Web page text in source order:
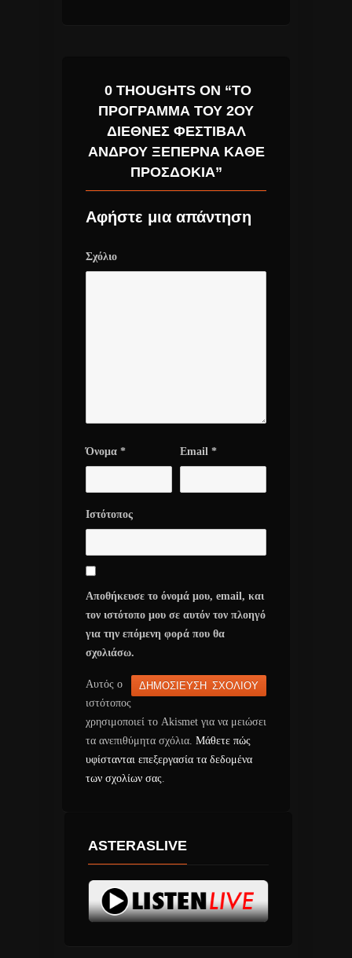
0 THOUGHTS ON “ΤΟ
ΠΡΌΓΡΑΜΜΑ ΤΟΥ 2ΟΥ
ΔΙΕΘΝΈΣ ΦΕΣΤΙΒΆΛ
ΆΝΔΡΟΥ ΞΕΠΕΡΝΆ ΚΆΘΕ
ΠΡΟΣΔΟΚΊΑ”
Αφήστε μια απάντηση
Σχόλιο
Όνομα * Email *
Ιστότοπος
Αποθήκευσε το όνομά μου, email, και
τον ιστότοπο μου σε αυτόν τον πλοηγό
για την επόμενη φορά που θα
σχολιάσω.
Αυτός ο
ιστότοπος
χρησιμοποιεί το Akismet για να μειώσει
τα ανεπιθύμητα σχόλια. Μάθετε πώς
υφίστανται επεξεργασία τα δεδομένα
των σχολίων σας.
ASTERASLIVE